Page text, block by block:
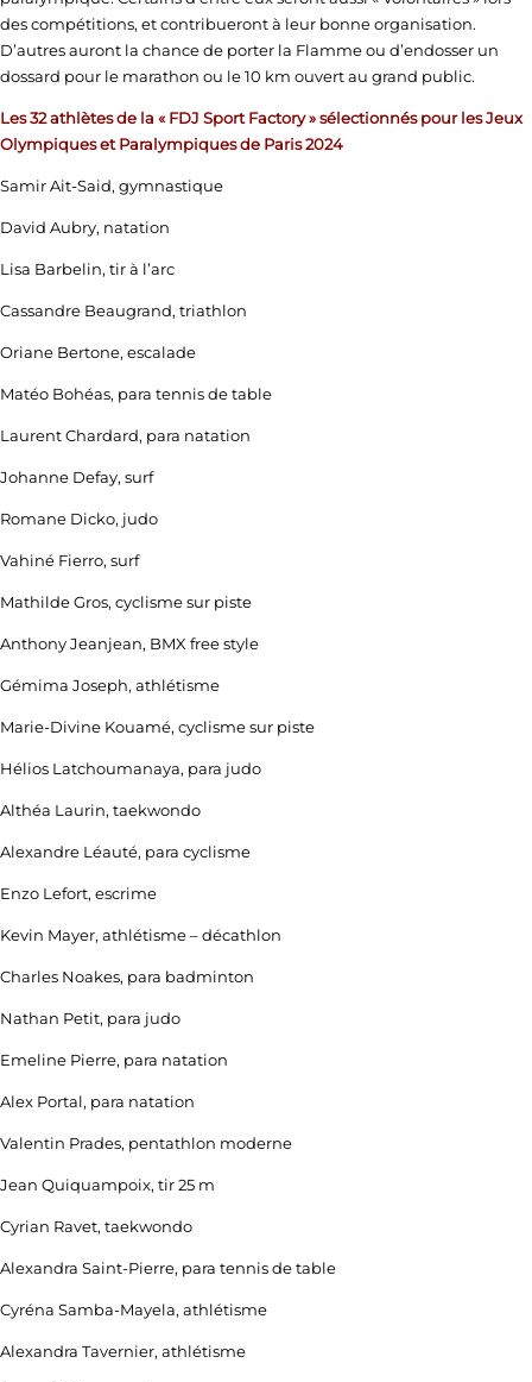
des compétitions, et contribueront à leur bonne organisation.
D’autres auront la chance de porter la Flamme ou d’endosser un
dossard pour le marathon ou le 10 km ouvert au grand public.
Les 32 athlètes de la « FDJ Sport Factory » sélectionnés pour les Jeux
Olympiques et Paralympiques de Paris 2024
Samir Ait-Said, gymnastique
David Aubry, natation
Lisa Barbelin, tir à l’arc
Cassandre Beaugrand, triathlon
Oriane Bertone, escalade
Matéo Bohéas, para tennis de table
Laurent Chardard, para natation
Johanne Defay, surf
Romane Dicko, judo
Vahiné Fierro, surf
Mathilde Gros, cyclisme sur piste
Anthony Jeanjean, BMX free style
Gémima Joseph, athlétisme
Marie-Divine Kouamé, cyclisme sur piste
Hélios Latchoumanaya, para judo
Althéa Laurin, taekwondo
Alexandre Léauté, para cyclisme
Enzo Lefort, escrime
Kevin Mayer, athlétisme – décathlon
Charles Noakes, para badminton
Nathan Petit, para judo
Emeline Pierre, para natation
Alex Portal, para natation
Valentin Prades, pentathlon moderne
Jean Quiquampoix, tir 25 m
Cyrian Ravet, taekwondo
Alexandra Saint-Pierre, para tennis de table
Cyréna Samba-Mayela, athlétisme
Alexandra Tavernier, athlétisme